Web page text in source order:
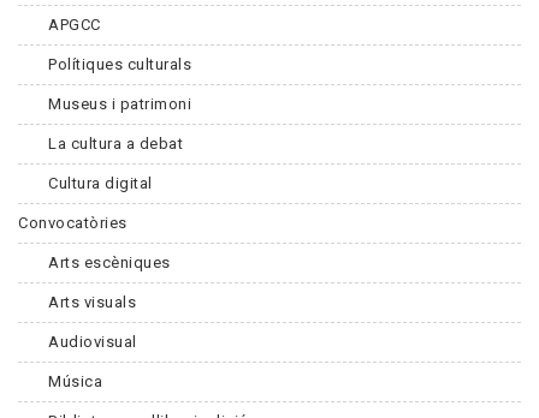
APGCC
Polítiques culturals
Museus i patrimoni
La cultura a debat
Cultura digital
Convocatòries
Arts escèniques
Arts visuals
Audiovisual
Música